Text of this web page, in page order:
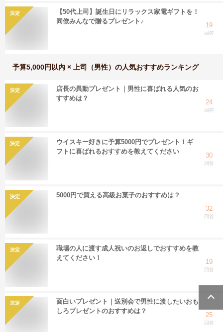
決定
【50代上司】誕生日にリラックス家電ギフトを！
同僚みんなで贈るプレゼント♪
19
回答
予算5,000円以内 × 上司（男性） の人気おすすめランキング
決定
店長の異動プレゼント｜男性に喜ばれる人気のお
すすめは？
24
回答
決定
ウイスキー好きに予算5000円でプレゼント！ギ
フトに喜ばれるおすすめを教えてください
30
回答
決定
5000円で買える高級お菓子のおすすめは？
32
回答
決定
職場の人に渡す成人祝いのお返しでおすすめを教
えてください！
19
回答
決定
面白いプレゼント｜送別会で男性に渡したいおも
しろプレゼントのおすすめは？
25
回答